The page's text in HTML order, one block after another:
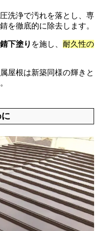
洗浄で汚れを落とし、専
を徹底的に除去します。
下塗り を施し、 耐久性の
屋根は新築同様の輝きと